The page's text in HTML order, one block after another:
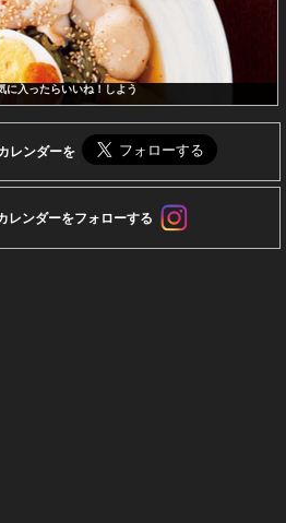
に入ったらいいね！しよう
レンダーを
ンダーをフォローする